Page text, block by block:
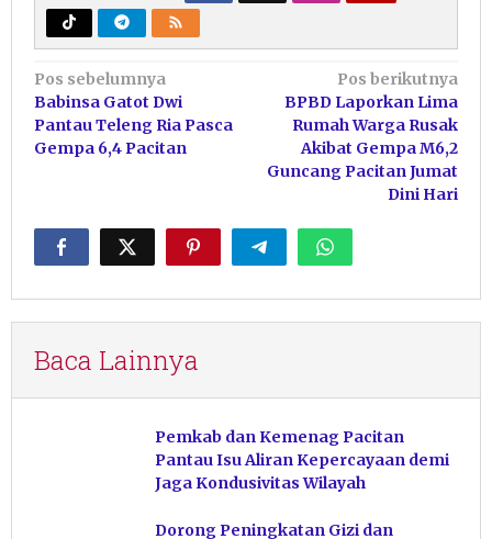
Navigasi
pos
Pos sebelumnya
Babinsa Gatot Dwi
Pantau Teleng Ria Pasca
Gempa 6,4 Pacitan
Pos berikutnya
BPBD Laporkan Lima
Rumah Warga Rusak
Akibat Gempa M6,2
Guncang Pacitan Jumat
Dini Hari
Baca Lainnya
Pemkab dan Kemenag Pacitan
Pantau Isu Aliran Kepercayaan demi
Jaga Kondusivitas Wilayah
Dorong Peningkatan Gizi dan